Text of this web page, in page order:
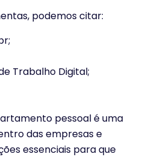
podemos citar:
Trabalho Digital;
pessoal é uma
das empresas e
essenciais para que